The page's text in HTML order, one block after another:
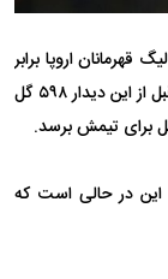
اروپا برابر
لیورپول درخشید و توانست ۲ گل به ثمر برساند. او تا قبل از این دیدار ۵۹۸ گل
ثمر رساند و این در حالی است که